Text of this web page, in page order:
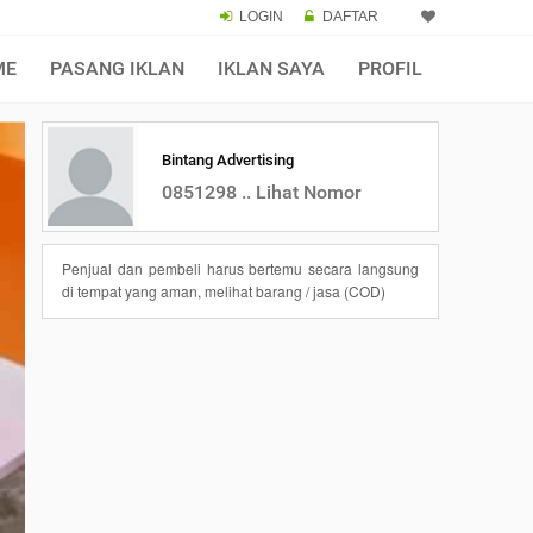
LOGIN DAFTAR
PASANG IKLAN IKLAN SAYA PROFIL
Bintang Advertising
0851298 .. Lihat Nomor
Penjual dan pembeli harus bertemu secara langsung
di tempat yang aman, melihat barang / jasa (COD)